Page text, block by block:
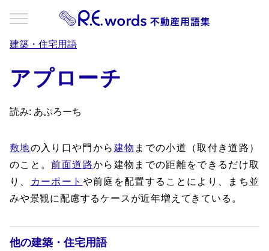
建築・住宅用語
アプローチ
読み: あぷろーち
敷地の入り口や門から 建物 までの小道（取付き道路）
のこと。前面道路から建物までの距離をできるだけ取
り、
カーポート や前庭を配置することにより、まち並
みや景観に配慮するケースが近年増えてきている。
他の建築・住宅用語